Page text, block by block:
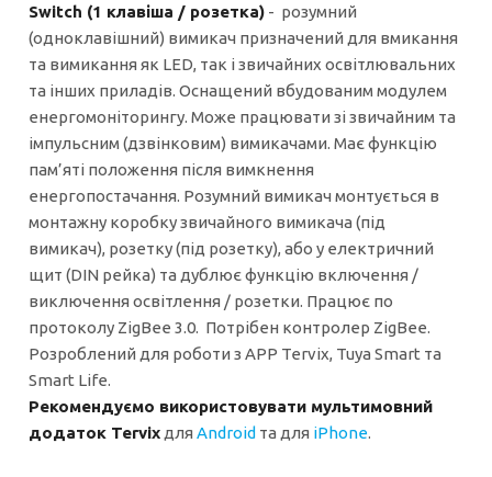
Switch (1 клавіша / розетка) - розумний
(одноклавішний) вимикач призначений для вмикання
та вимикання як LED, так і звичайних освітлювальних
та інших приладів. Оснащений вбудованим модулем
енергомоніторингу. Може працювати зі звичайним та
імпульсним (дзвінковим) вимикачами. Має функцію
пам’яті положення після вимкнення
енергопостачання. Розумний вимикач монтується в
монтажну коробку звичайного вимикача (під
вимикач), розетку (під розетку), або у електричний
щит (DIN рейка) та дублює функцію включення /
виключення освітлення / розетки. Працює по
протоколу ZigBee 3.0. Потрібен контролер ZigBee.
Розроблений для роботи з APP Tervix, Tuya Smart та
Smart Life.
Рекомендуємо використовувати мультимовний
додаток Tervix для Android та для iPhone.